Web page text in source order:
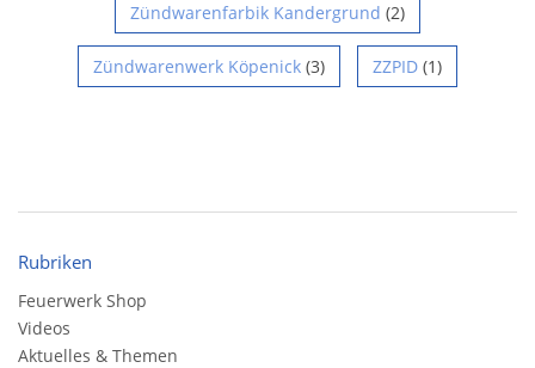
Zündwarenfarbik Kandergrund (2)
Zündwarenwerk Köpenick (3) ZZPID (1)
Rubriken
Feuerwerk Shop
Videos
Aktuelles & Themen